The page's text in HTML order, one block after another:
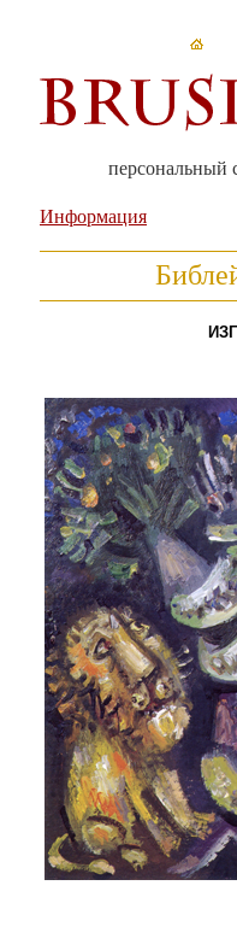
персональный
Информация